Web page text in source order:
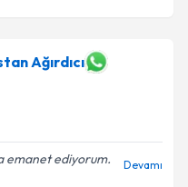
Ağırdıcı
emanet ediyorum.
Devamı